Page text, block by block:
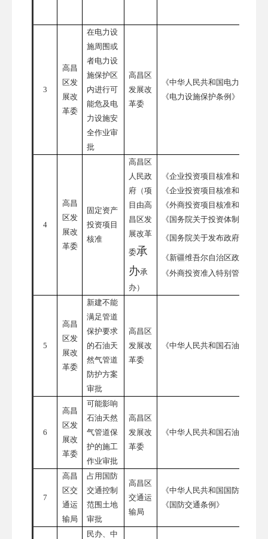
3
高昌
区发
展改
革委
在电力设
施周围或
者电力设
施保护区
内进行可
能危及电
力设施安
全作业审
批
高昌区
发展改
革委
《中华人民共和国电力法》
《电力设施保护条例》
4
高昌
区发
展改
革委
固定资产
投资项目
核准
高昌区
人民政
府（项
目由高
昌区发
展改革
委承
办承
办）
《企业投资项目核准和备案管
《企业投资项目核准和备案管
《外商投资项目核准和备案管
《国务院关于投资体制改革的
《国务院关于发布政府核准的
《新疆维吾尔自治区政府核准
《外商投资准入特别管理措施
5
高昌
区发
展改
革委
新建不能
满足管道
保护要求
的石油天
然气管道
防护方案
审批
高昌区
发展改
革委
《中华人民共和国石油天然气
6
高昌
区发
展改
革委
可能影响
石油天然
气管道保
护的施工
作业审批
高昌区
发展改
革委
《中华人民共和国石油天然气
7
高昌
区交
通运
输局
占用国防
交通控制
范围土地
审批
高昌区
交通运
输局
《中华人民共和国国防交通法
《国防交通条例》
民办、中